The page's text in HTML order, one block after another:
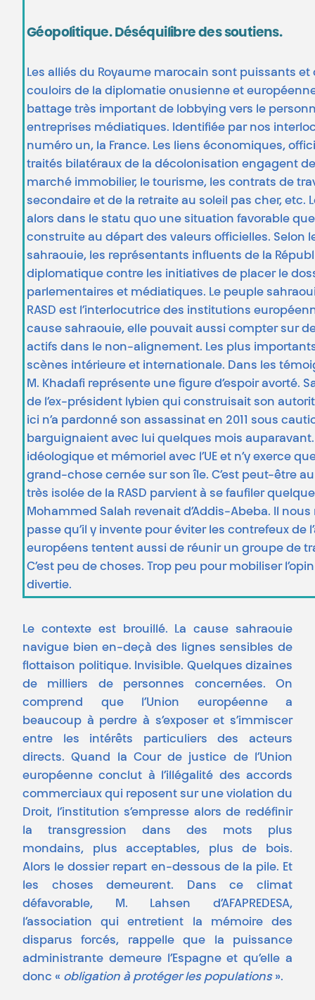
Géopolitique. Déséquilibre des soutiens.
Les alliés du Royaume marocain sont puissants
couloirs de la diplomatie onusienne et
battage très important de lobbying vers le
entreprises médiatiques. Identifiée par nos
numéro un, la France. Les liens économiques,
traités bilatéraux de la décolonisation engagent
marché immobilier, le tourisme, les contrats de
secondaire et de la retraite au soleil pas cher, etc.
alors dans le statu quo une situation favorable
construite au départ des valeurs officielles. Selon
sahraouie, les représentants influents de la
diplomatique contre les initiatives de placer le
parlementaires et médiatiques. Le peuple sahraoui
RASD est l’interlocutrice des institutions
cause sahraouie, elle pouvait aussi compter sur
actifs dans le non-alignement. Les plus
scènes intérieure et internationale. Dans les
M. Khadafi représente une figure d’espoir avorté.
de l’ex-président lybien qui construisait son
ici n’a pardonné son assassinat en 2011 sous
barguignaient avec lui quelques mois
idéologique et mémoriel avec l’UE et n’y exerce
grand-chose cernée sur son île. C’est peut-être
très isolée de la RASD parvient à se faufiler
Mohammed Salah revenait d’Addis-Abeba. Il
passe qu’il y invente pour éviter les contrefeux de
européens tentent aussi de réunir un groupe de
C’est peu de choses. Trop peu pour mobiliser
divertie.
Le contexte est brouillé. La cause sahraouie
navigue bien en-deçà des lignes sensibles de
flottaison politique. Invisible. Quelques dizaines
de milliers de personnes concernées. On
comprend que l’Union européenne a
beaucoup à perdre à s’exposer et s’immiscer
entre les intérêts particuliers des acteurs
directs. Quand la Cour de justice de l’Union
européenne conclut à l’illégalité des accords
commerciaux qui reposent sur une violation du
Droit, l’institution s’empresse alors de redéfinir
la transgression dans des mots plus
mondains, plus acceptables, plus de bois.
Alors le dossier repart en-dessous de la pile. Et
les choses demeurent. Dans ce climat
défavorable, M. Lahsen d’AFAPREDESA,
l’association qui entretient la mémoire des
disparus forcés, rappelle que la puissance
administrante demeure l’Espagne et qu’elle a
donc « obligation à protéger les populations».